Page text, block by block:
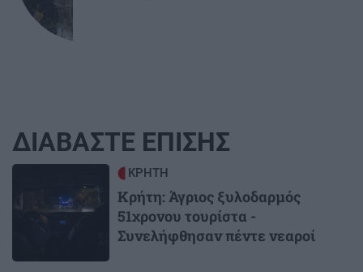
ΔΙΑΒΑΣΤΕ ΕΠΙΣΗΣ
ΚΡΗΤΗ
Κρήτη: Άγριος ξυλοδαρμός
51χρονου τουρίστα -
Συνελήφθησαν πέντε νεαροί